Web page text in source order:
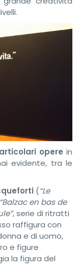
opere in
evidente, tra le
(“Le
en bas de
, serie di ritratti
raffigura con
e di uomo,
e figure
la figura del